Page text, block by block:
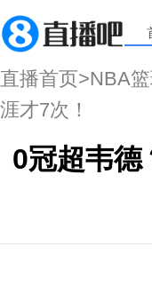
直播首页>NBA
涯才7次！
0冠超韦德